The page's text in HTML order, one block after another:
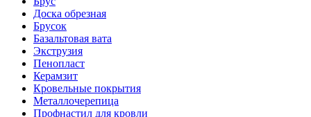
Доска обрезная
Брусок
Базальтовая вата
Экструзия
Пенопласт
Керамзит
Кровельные покрытия
Металлочерепица
Профнастил для кровли